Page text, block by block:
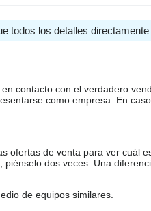
todos los detalles
contacto con el verdadero
como empresa. En
ofertas de venta para ver cuál
dos veces. Una
de equipos similares.